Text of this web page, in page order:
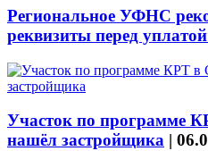
Региональное УФНС
реквизиты перед
Участок по программе
нашёл застройщика |